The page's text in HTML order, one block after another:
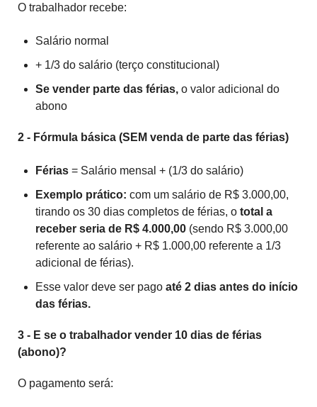
O trabalhador recebe:
Salário normal
+ 1/3 do salário (terço constitucional)
Se vender parte das férias, o valor adicional do
abono
2 - Fórmula básica (SEM venda de parte das férias)
Férias = Salário mensal + (1/3 do salário)
Exemplo prático: com um salário de R$ 3.000,00,
tirando os 30 dias completos de férias, o total a
receber seria de R$ 4.000,00 (sendo R$ 3.000,00
referente ao salário + R$ 1.000,00 referente a 1/3
adicional de férias).
Esse valor deve ser pago até 2 dias antes do início
das férias.
3 - E se o trabalhador vender 10 dias de férias
(abono)?
O pagamento será: